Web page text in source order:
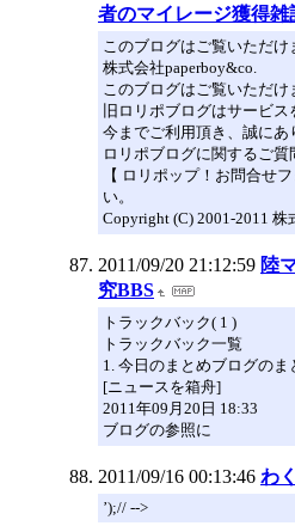
者のマイレージ獲得雑
このブログはご覧いただけ
株式会社paperboy&co.
このブログはご覧いただけ
旧ロリポブログはサービス
今までご利用頂き、誠にあ
ロリポブログに関するご質
【 ロリポップ！お問合せ
い。
Copyright (C) 2001-2011 株
2011/09/20 21:12:59 陸
究BBS
トラックバック( 1 )
トラックバック一覧
1. 今日のまとめブログのま
[ニュースを箱舟]
2011年09月20日 18:33
ブログの参照に
2011/09/16 00:13:46 わ
’);// -->